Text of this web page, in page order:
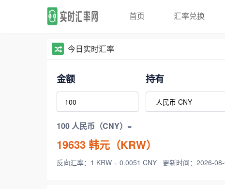
首页 汇率兑换
今日实时汇率
金额 持有
100 人民币（CNY）=
19633韩元（KRW）
反向汇率：1 KRW = 0.0051 CNY 更新时间：2026-